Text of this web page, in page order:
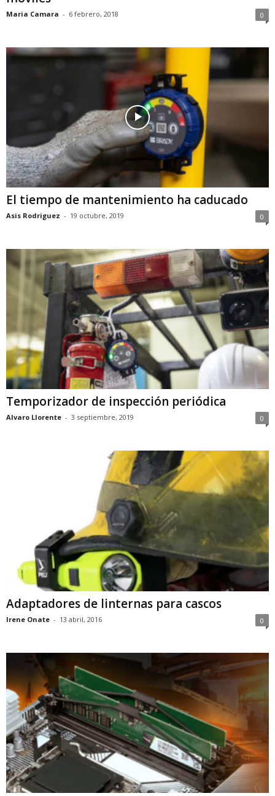
Maria Camara - 6 febrero, 2018 0
El tiempo de mantenimiento ha caducado
Asis Rodriguez - 19 octubre, 2019 0
Temporizador de inspección periódica
Alvaro Llorente - 3 septiembre, 2019 0
Adaptadores de linternas para cascos
Irene Onate - 13 abril, 2016 0